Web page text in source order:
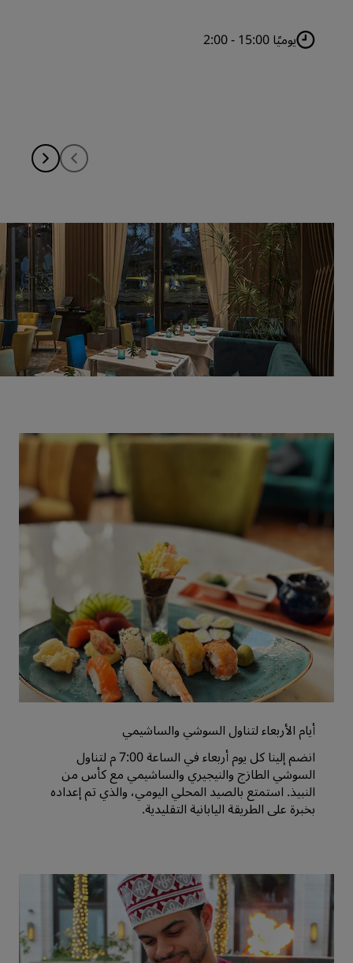
يوميًا 15:00 - 2:00
أيام الأربعاء لتناول السوشي والساشيمي
انضم إلينا كل يوم أربعاء في الساعة 7:00 م لتناول
السوشي الطازج والنيجيري والساشيمي مع كأس من
النبيذ. استمتع بالصيد المحلي اليومي، والذي تم إعداده
بخبرة على الطريقة اليابانية التقليدية.